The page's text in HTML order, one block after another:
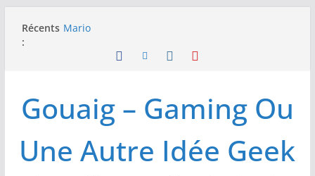
Récents
:
SWITCH 2 : Nouveaux accessoires Turtle Beach X
[TEST] Ride 6 – Une sortie de piste sur PS5 !
retour !
[TEST] Screamer – Le retour des courses arcade
Gouaig – Gaming Ou
Une Autre Idée Geek